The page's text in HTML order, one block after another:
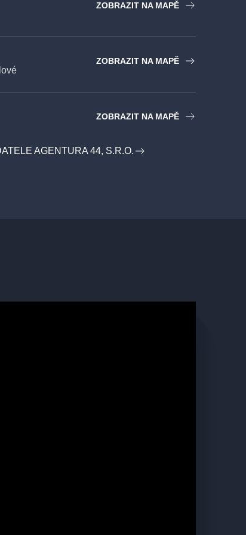
ZOBRAZIT NA MAPĚ
ZOBRAZIT NA MAPĚ
ZOBRAZIT NA MAPĚ
AGENTURA 44, S.R.O.